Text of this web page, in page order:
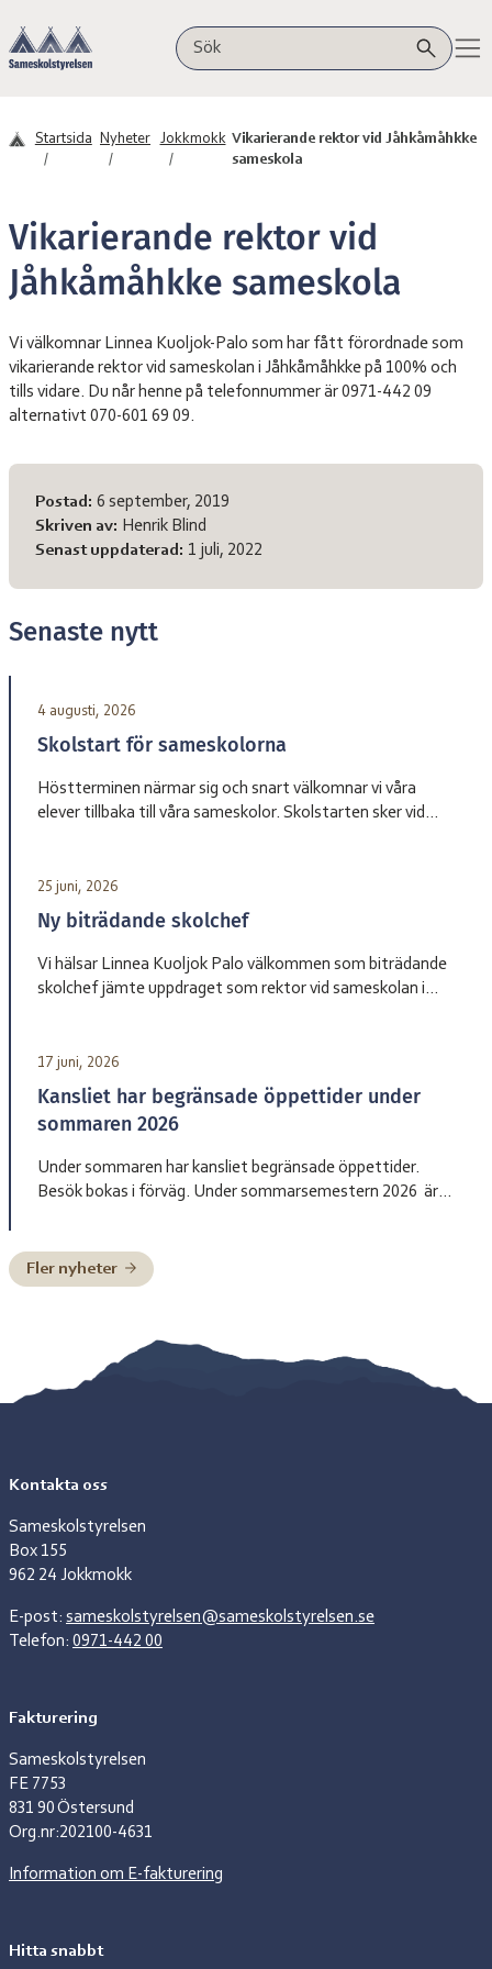
Sameskolstyrelsen
Sök på webbplatsen
Startsida Nyheter Jokkmokk Vikarierande rektor vid Jåhkåmåhkke
sameskola
Vikarierande rektor vid
Jåhkåmåhkke sameskola
Vi välkomnar Linnea Kuoljok-Palo som har fått förordnade som
vikarierande rektor vid sameskolan i Jåhkåmåhkke på 100% och
tills vidare. Du når henne på telefonnummer är 0971-442 09
alternativt 070-601 69 09.
Meta-information
Postad: 6 september, 2019
Skriven av: Henrik Blind
Senast uppdaterad: 1 juli, 2022
Senaste nytt
4 augusti, 2026
Skolstart för sameskolorna
Höstterminen närmar sig och snart välkomnar vi våra
elever tillbaka till våra sameskolor. Skolstarten sker vid
Jåhkåmåhkke 20 augusti Vårdnadshavare får information
från respektive skola om tider för första skoldagen och
annan praktisk information inför terminsstarten. Vi ser
fram […]
25 juni, 2026
Ny biträdande skolchef
Vi hälsar Linnea Kuoljok Palo välkommen som biträdande
skolchef jämte uppdraget som rektor vid sameskolan i
17 juni, 2026
Kansliet har begränsade öppettider under
sommaren 2026
Under sommaren har kansliet begränsade öppettider.
Besök bokas i förväg. Under sommarsemestern 2026 är
Pittja träder in som tillförordnad skolchef 6 juli till och med
10 juli, Paulus Kuoljok träder in som tillförordnad skolchef
Fler nyheter
Kontakta oss
Sameskolstyrelsen
Box 155
962 24 Jokkmokk
E-post: sameskolstyrelsen@sameskolstyrelsen.se
Telefon: 0971-442 00
Fakturering
Sameskolstyrelsen
FE 7753
831 90 Östersund
Org.nr:202100-4631
Information om E-fakturering
Hitta snabbt